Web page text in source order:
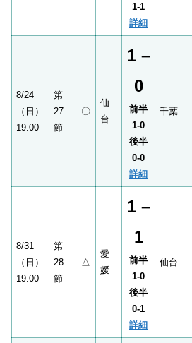
1-1
詳細
8/24
（日）
19:00
第
27
節
〇
仙
台
1 –
0
前半
1-0
後半
0-0
詳細
千葉
8/31
（日）
19:00
第
28
節
△
愛
媛
1 –
1
前半
1-0
後半
0-1
詳細
仙台